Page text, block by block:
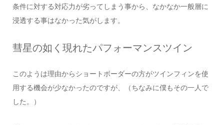
条件に対する対応力が劣ってしまう事から、なかなか一般層に
浸透する事はなかった気がします。
彗星の如く現れたパフォーマンスツイン
このようは理由からショートボーダーの方がツインフィンを使
用する機会が少なかったのですが、（ちなみに僕もその一人で
した。）